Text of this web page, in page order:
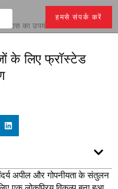
हमसे संपर्क करें
ग्लास का उपयोग करने के कारण
के लिए फ्रॉस्टेड
अपील और गोपनीयता के संतुलन